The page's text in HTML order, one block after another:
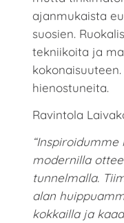
ajanmukaista
suosien.
tekniikoita ja
hienostuneita.
Ravintola
modernilla
tunnelmalla.
alan
kokkailla ja